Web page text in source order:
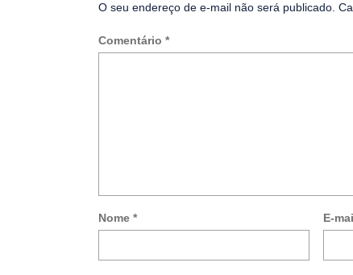
O seu endereço de e-mail não será publicado.
Comentário *
Nome * E-